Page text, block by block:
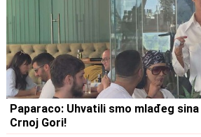
Paparaco: Uhvatili smo mlađeg sina
Crnoj Gori!